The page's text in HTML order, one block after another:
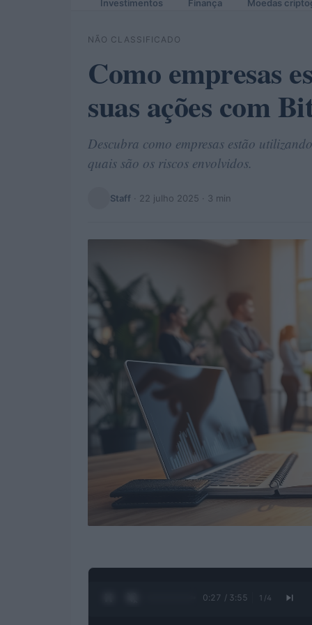
Investimentos Finança Moedas
NÃO CLASSIFICADO
Como empresas
suas ações com
Descubra como empresas estão
quais são os riscos envolvidos.
Staff · 22 julho 2025 · 3 min
0:28 / 3:55 1 /4